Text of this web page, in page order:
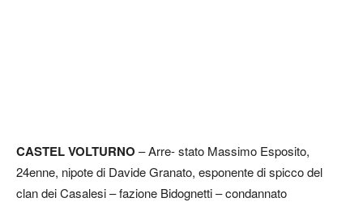
CASTEL VOLTURNO – Arre- stato Massimo Esposito,
24enne, nipote di Davide Granato, esponente di spicco del
clan dei Casalesi – fazione Bidognetti – condannato